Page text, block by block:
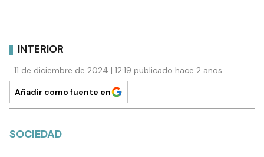
INTERIOR
11 de diciembre de 2024 | 12:19 publicado hace 2 años
Añadir como fuente en
SOCIEDAD